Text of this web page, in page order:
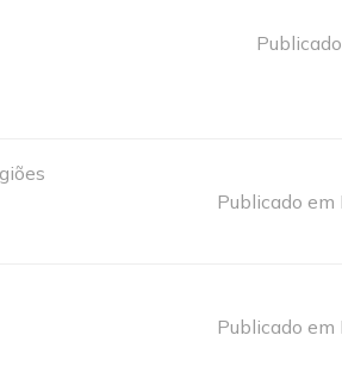
Publicado em
Publicado em